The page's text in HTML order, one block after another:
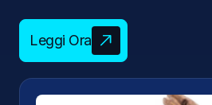
Leggi Ora